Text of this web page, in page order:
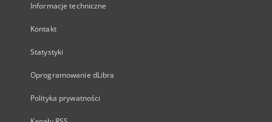
Informacje techniczne
Kontakt
Statystyki
Oprogramowanie dLibra
Polityka prywatności